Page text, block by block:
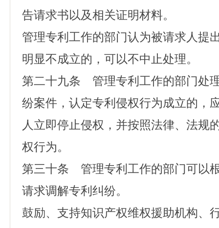
告请求书以及相关证明材料。
管理专利工作的部门认为被请求人提
明显不成立的，可以不中止处理。
第二十九条 管理专利工作的部门处
纷案件，认定专利侵权行为成立的，
人立即停止侵权，并按照法律、法规
权行为。
第三十条 管理专利工作的部门可以
请求调解专利纠纷。
鼓励、支持知识产权维权援助机构、